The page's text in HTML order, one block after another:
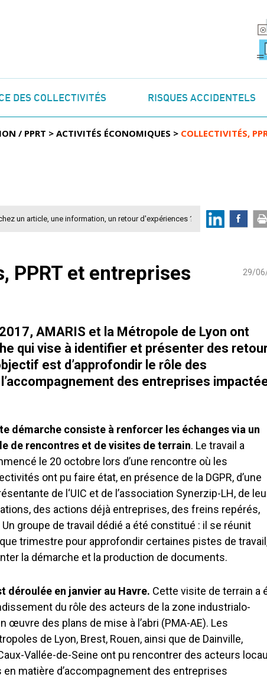
DES COLLECTIVITÉS RISQUES ACCIDENTELS
/ PPRT > ACTIVITÉS ÉCONOMIQUES > COLLECTIVITÉS,
PPRT et entreprises 29/
AMARIS et la Métropole de Lyon ont
qui vise à identifier et présenter des
est d’approfondir le rôle des
des entreprises
démarche consiste à renforcer les échanges via un
de rencontres et de visites de terrain. Le travail a
le 20 octobre lors d’une rencontre où les
ont pu faire état, en présence de la DGPR, d’une
de l‘UIC et de l’association Synerzip-LH, de
des actions déjà entreprises, des freins repérés,
Un groupe de travail dédié a été constitué : il se réunit
trimestre pour approfondir certaines pistes de
la démarche et la production de documents.
déroulée en janvier au Havre. Cette visite de terrain a
du rôle des acteurs de la zone industrialo-
œuvre des plans de mise à l’abri (PMA-AE). Les
de Lyon, Brest, Rouen, ainsi que de Dainville,
Vallée-de-Seine ont pu rencontrer des acteurs
matière d’accompagnement des entreprises